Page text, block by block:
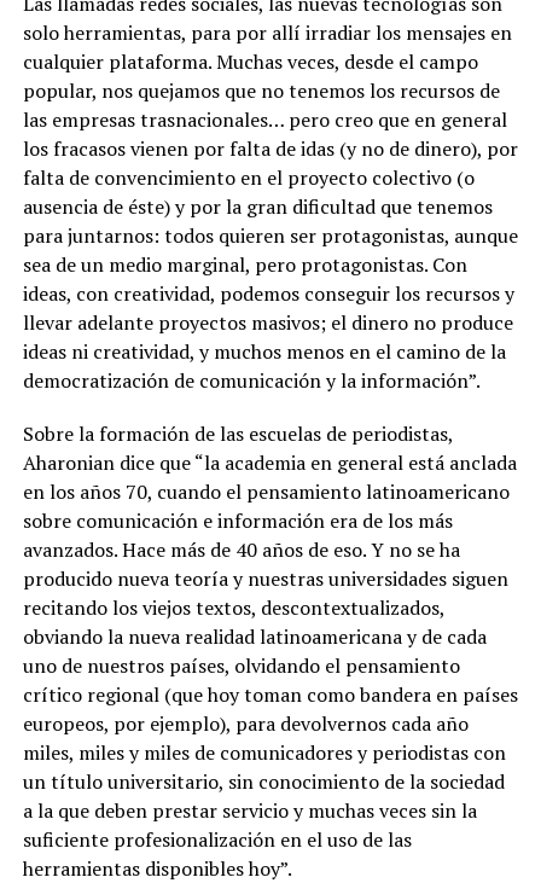
solo herramientas, para por allí irradiar los mensajes en
cualquier plataforma. Muchas veces, desde el campo
popular, nos quejamos que no tenemos los recursos de
las empresas trasnacionales… pero creo que en general
los fracasos vienen por falta de idas (y no de dinero), por
falta de convencimiento en el proyecto colectivo (o
ausencia de éste) y por la gran dificultad que tenemos
para juntarnos: todos quieren ser protagonistas, aunque
sea de un medio marginal, pero protagonistas. Con
ideas, con creatividad, podemos conseguir los recursos y
llevar adelante proyectos masivos; el dinero no produce
ideas ni creatividad, y muchos menos en el camino de la
democratización de comunicación y la información”.
Sobre la formación de las escuelas de periodistas,
Aharonian dice que “la academia en general está anclada
en los años 70, cuando el pensamiento latinoamericano
sobre comunicación e información era de los más
avanzados. Hace más de 40 años de eso. Y no se ha
producido nueva teoría y nuestras universidades siguen
recitando los viejos textos, descontextualizados,
obviando la nueva realidad latinoamericana y de cada
uno de nuestros países, olvidando el pensamiento
crítico regional (que hoy toman como bandera en países
europeos, por ejemplo), para devolvernos cada año
miles, miles y miles de comunicadores y periodistas con
un título universitario, sin conocimiento de la sociedad
a la que deben prestar servicio y muchas veces sin la
suficiente profesionalización en el uso de las
herramientas disponibles hoy”.